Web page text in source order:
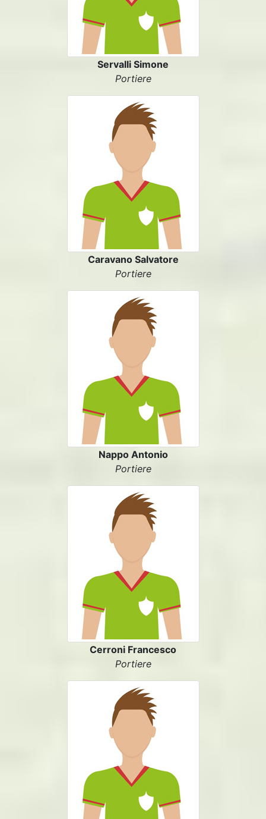
Servalli Simone
Portiere
Caravano Salvatore
Portiere
Nappo Antonio
Portiere
Cerroni Francesco
Portiere